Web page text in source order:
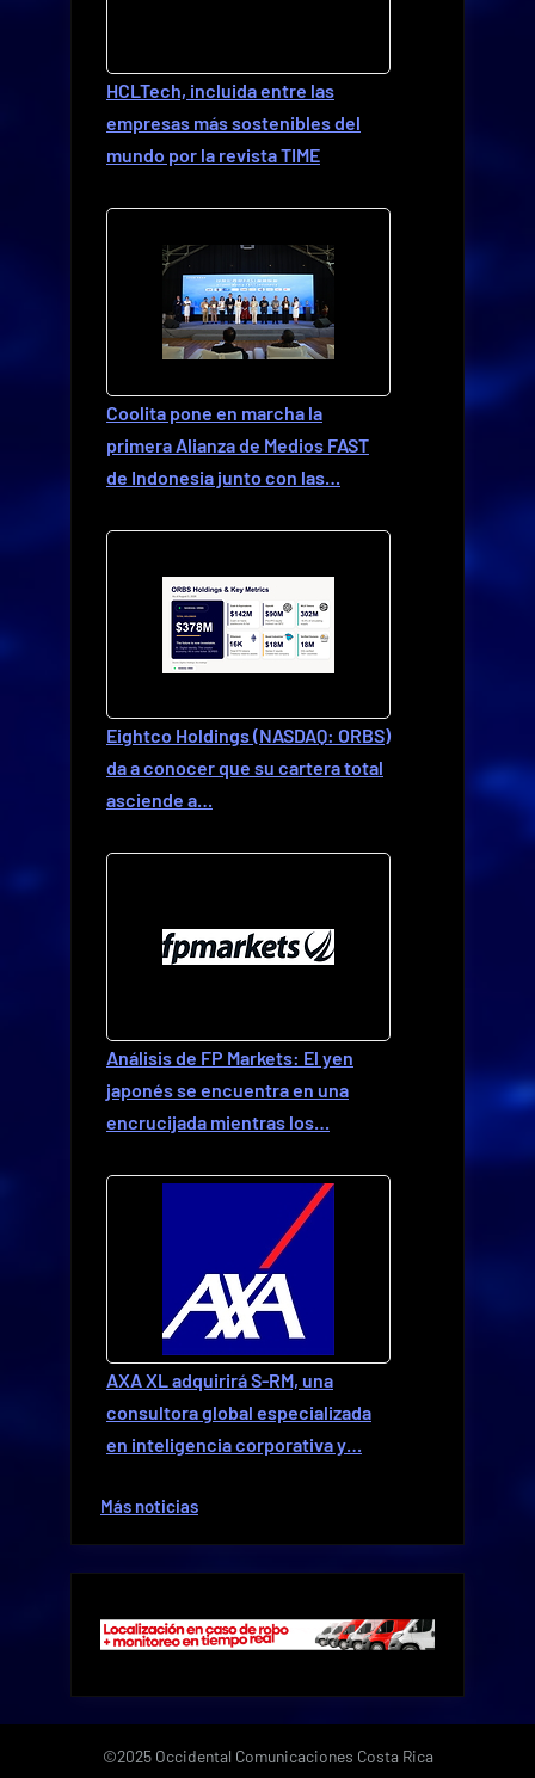
HCLTech, incluida entre las
empresas más sostenibles del
mundo por la revista TIME
Coolita pone en marcha la
primera Alianza de Medios FAST
de Indonesia junto con las…
Eightco Holdings (NASDAQ: ORBS)
da a conocer que su cartera total
asciende a…
Análisis de FP Markets: El yen
japonés se encuentra en una
encrucijada mientras los…
AXA XL adquirirá S-RM, una
consultora global especializada
en inteligencia corporativa y…
Más noticias
©2025 Occidental Comunicaciones Costa Rica